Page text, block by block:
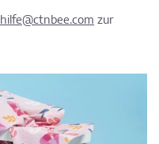
hilfe@ctnbee.com zur